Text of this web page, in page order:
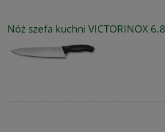
Nóż szefa kuchni VICTORINOX